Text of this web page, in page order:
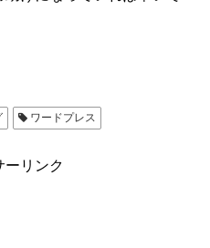
ワードプレス
ーリンク